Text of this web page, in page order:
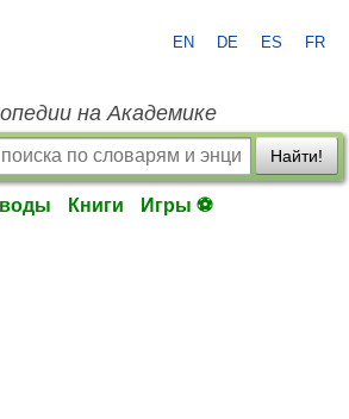
EN DE ES FR
на Академике
Найти!
Книги Игры ⚽